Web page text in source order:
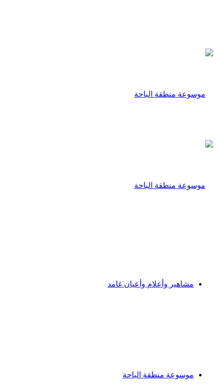
مشاهير وأعلام وأعيان غامد
موسوعة منطقة الباحة